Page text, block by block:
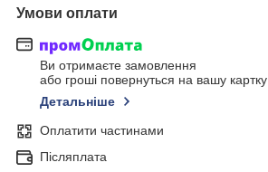
Умови оплати
Ви отримаєте замовлення
або гроші повернуться на вашу картку
Детальніше
Оплатити частинами
Післяплата